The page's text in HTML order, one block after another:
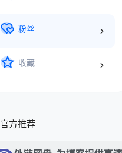
粉丝
收藏
官方推荐